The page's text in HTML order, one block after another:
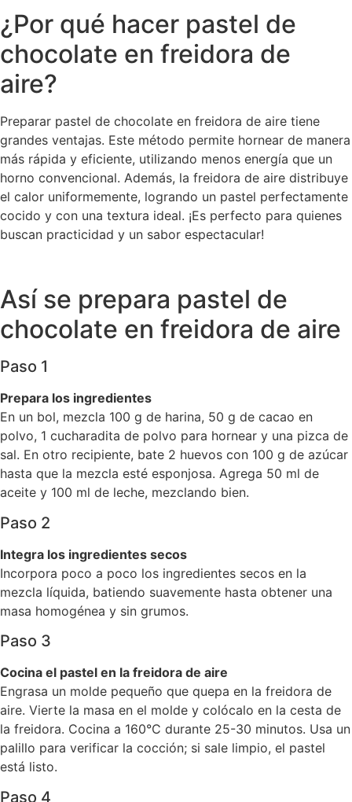
¿Por qué hacer pastel de
chocolate en freidora de
aire?
Preparar pastel de chocolate en freidora de aire tiene
grandes ventajas. Este método permite hornear de manera
más rápida y eficiente, utilizando menos energía que un
horno convencional. Además, la freidora de aire distribuye
el calor uniformemente, logrando un pastel perfectamente
cocido y con una textura ideal. ¡Es perfecto para quienes
buscan practicidad y un sabor espectacular!
Así se prepara pastel de
chocolate en freidora de aire
Paso 1
Prepara los ingredientes
En un bol, mezcla 100 g de harina, 50 g de cacao en
polvo, 1 cucharadita de polvo para hornear y una pizca de
sal. En otro recipiente, bate 2 huevos con 100 g de azúcar
hasta que la mezcla esté esponjosa. Agrega 50 ml de
aceite y 100 ml de leche, mezclando bien.
Paso 2
Integra los ingredientes secos
Incorpora poco a poco los ingredientes secos en la
mezcla líquida, batiendo suavemente hasta obtener una
masa homogénea y sin grumos.
Paso 3
Cocina el pastel en la freidora de aire
Engrasa un molde pequeño que quepa en la freidora de
aire. Vierte la masa en el molde y colócalo en la cesta de
la freidora. Cocina a 160°C durante 25-30 minutos. Usa un
palillo para verificar la cocción; si sale limpio, el pastel
está listo.
Paso 4